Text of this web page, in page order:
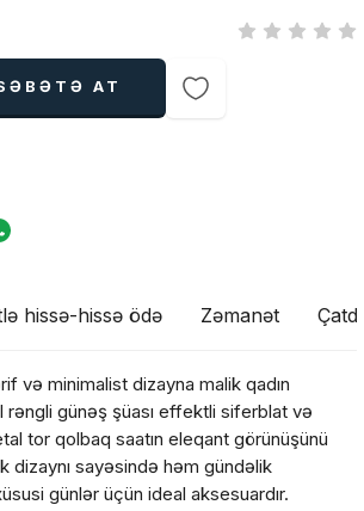
AT
hissə-hissə ödə Zəmanət
və minimalist dizayna malik qadın
rəngli günəş şüası effektli siferblat və
tor qolbaq saatın eleqant görünüşünü
dizaynı sayəsində həm gündəlik
günlər üçün ideal aksesuardır.